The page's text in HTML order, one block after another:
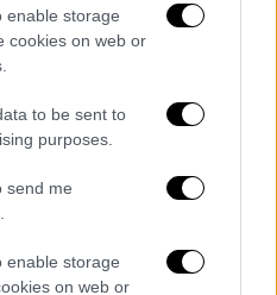
enable storage
cookies on web or
to be sent to
purposes.
send me
enable storage
on web or
εδώ και δεκαετίες
Φέτος όμως
ακατάπαυστη
που
το 80% της
οργανώσεις
για αναρίθμητους
και απαγωγές